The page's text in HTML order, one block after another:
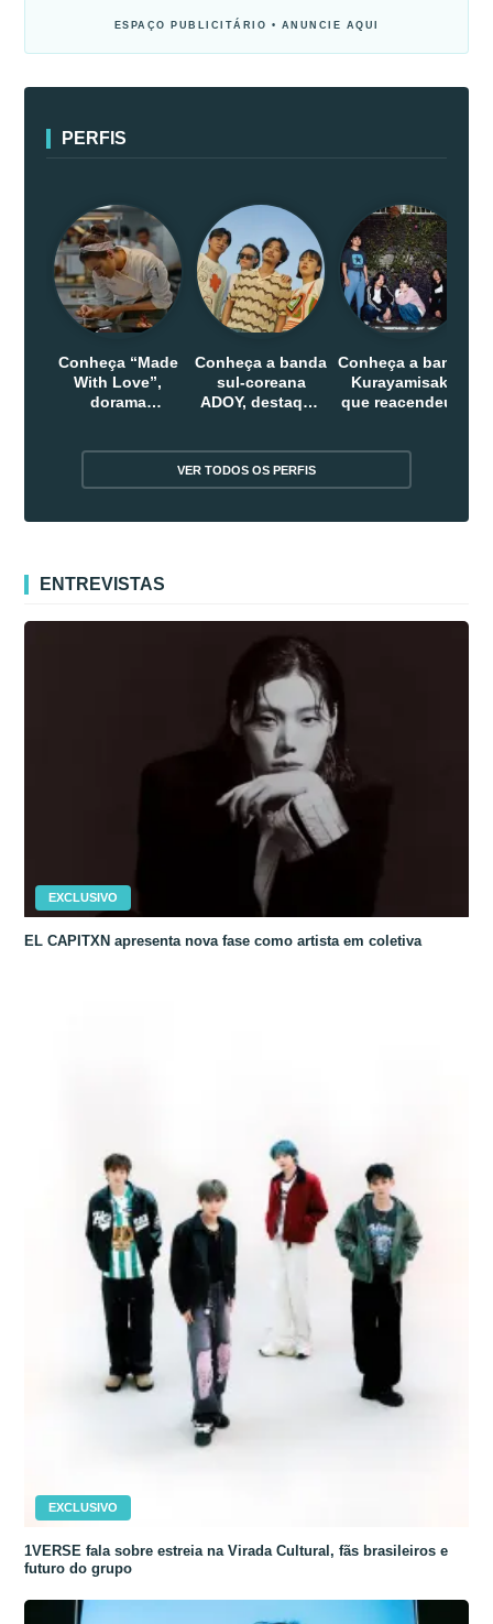
ESPAÇO PUBLICITÁRIO • ANUNCIE AQUI
PERFIS
Conheça “Made
With Love”,
dorama
Conheça a banda
sul-coreana
ADOY, destaque
Conheça a banda
Kurayamisaka
que reacendeu o
VER TODOS OS PERFIS
ENTREVISTAS
EXCLUSIVO
EL CAPITXN apresenta nova fase como artista em coletiva
EXCLUSIVO
1VERSE fala sobre estreia na Virada Cultural, fãs brasileiros e
futuro do grupo